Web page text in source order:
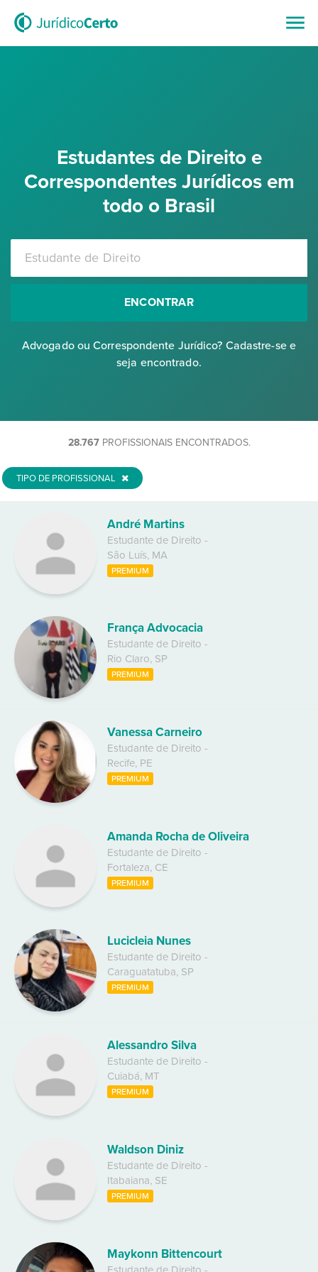
Estudantes de Direito e
Correspondentes Jurídicos em
todo o Brasil
ENCONTRAR
Advogado ou Correspondente Jurídico? Cadastre-se e
seja encontrado.
28.767PROFISSIONAIS ENCONTRADOS.
TIPO DE PROFISSIONAL
André Martins
Estudante de Direito -
São Luís, MA
PREMIUM
França Advocacia
Estudante de Direito -
Rio Claro, SP
PREMIUM
Vanessa Carneiro
Estudante de Direito -
Recife, PE
PREMIUM
Amanda Rocha de Oliveira
Estudante de Direito -
Fortaleza, CE
PREMIUM
Lucicleia Nunes
Estudante de Direito -
Caraguatatuba, SP
PREMIUM
Alessandro Silva
Estudante de Direito -
Cuiabá, MT
PREMIUM
Waldson Diniz
Estudante de Direito -
Itabaiana, SE
PREMIUM
Maykonn Bittencourt